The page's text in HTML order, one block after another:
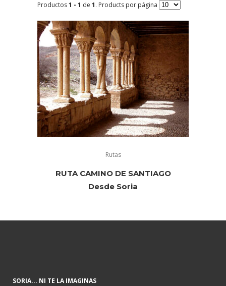
Productos1 - 1 de 1. Products por página
Rutas
RUTA CAMINO DE SANTIAGO
Desde Soria
SORIA... NI TE LA IMAGINAS